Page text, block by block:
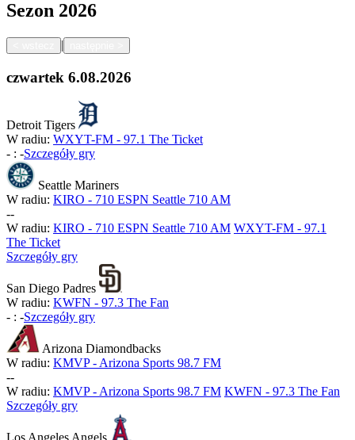
Sezon 2026
|
czwartek 6.08.2026
Detroit Tigers
W radiu: WXYT-FM - 97.1 The Ticket
- : -Szczegóły gry
Seattle Mariners
W radiu: KIRO - 710 ESPN Seattle 710 AM
--
W radiu: KIRO - 710 ESPN Seattle 710 AM WXYT-FM - 97.1
The Ticket
Szczegóły gry
San Diego Padres
W radiu: KWFN - 97.3 The Fan
- : -Szczegóły gry
Arizona Diamondbacks
W radiu: KMVP - Arizona Sports 98.7 FM
--
W radiu: KMVP - Arizona Sports 98.7 FM KWFN - 97.3 The Fan
Szczegóły gry